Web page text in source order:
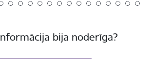
bija noderīga?